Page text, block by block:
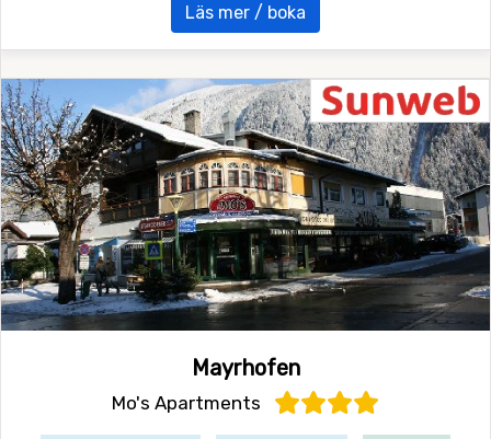
Läs mer / boka
Mayrhofen
Mo's Apartments